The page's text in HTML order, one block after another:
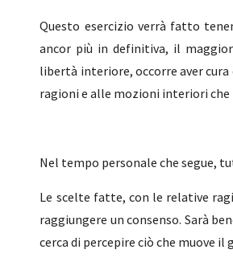
Questo esercizio verrà fatto
ancor più in definitiva, il
libertà interiore, occorre aver
ragioni e alle mozioni interiori che
Nel tempo personale che segue,
Le scelte fatte, con le relative
raggiungere un consenso. Sarà
cerca di percepire ciò che muove